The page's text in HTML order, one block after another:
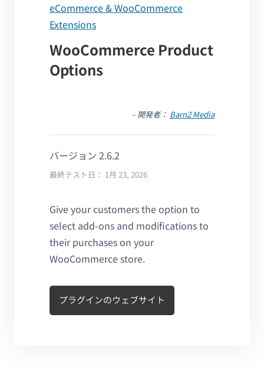
eCommerce & WooCommerce
Extensions
WooCommerce Product
Options
– 開発者： Barn2 Media
バージョン 2.6.2
最終テスト日： 1月 23, 2026
Give your customers the option to
select add-ons and modifications to
their purchases on your
WooCommerce store.
プラグインのウェブサイト